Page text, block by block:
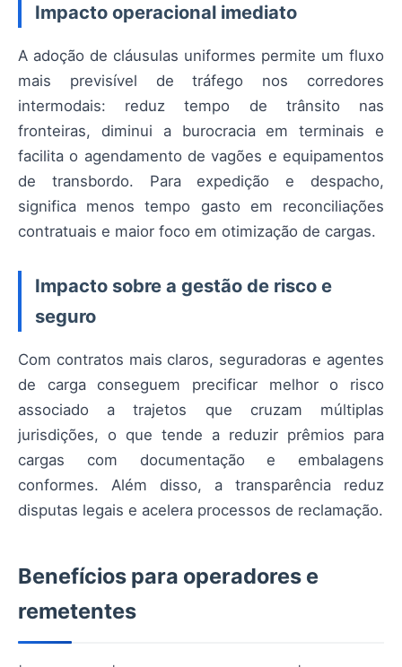
Impacto operacional imediato
A adoção de cláusulas uniformes permite um fluxo
mais previsível de tráfego nos corredores
intermodais: reduz tempo de trânsito nas
fronteiras, diminui a burocracia em terminais e
facilita o agendamento de vagões e equipamentos
de transbordo. Para expedição e despacho,
significa menos tempo gasto em reconciliações
contratuais e maior foco em otimização de cargas.
Impacto sobre a gestão de risco e
seguro
Com contratos mais claros, seguradoras e agentes
de carga conseguem precificar melhor o risco
associado a trajetos que cruzam múltiplas
jurisdições, o que tende a reduzir prêmios para
cargas com documentação e embalagens
conformes. Além disso, a transparência reduz
disputas legais e acelera processos de reclamação.
Benefícios para operadores e
remetentes